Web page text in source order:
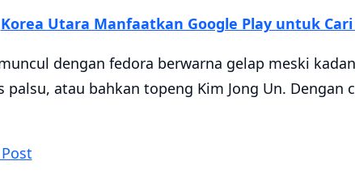
Korea Utara Manfaatkan Google Play untuk
dengan fedora berwarna gelap meski
palsu, atau bahkan topeng Kim Jong Un. Dengan